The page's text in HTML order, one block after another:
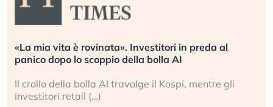
«La mia vita è rovinata». Investitori in preda al
panico dopo lo scoppio della bolla AI
Il crollo della bolla AI travolge il Kospi, mentre gli
investitori retail (…)